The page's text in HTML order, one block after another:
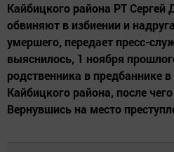
Кайбицкого района РТ Сергей
обвиняют в избиении и
умершего, передает пресс-
выяснилось, 1 ноября
родственника в предбаннике
Кайбицкого района, после
Вернувшись на место